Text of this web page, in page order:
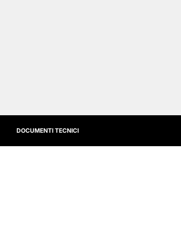
DOCUMENTI TECNICI